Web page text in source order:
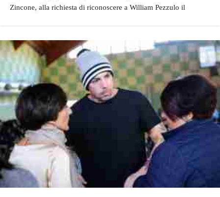
Zincone, alla richiesta di riconoscere a William Pezzulo il